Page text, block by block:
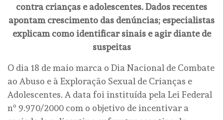
contra crianças e adolescentes. Dados recentes
apontam crescimento das denúncias; especialistas
explicam como identificar sinais e agir diante de
suspeitas
O dia 18 de maio marca o Dia Nacional de Combate
ao Abuso e à Exploração Sexual de Crianças e
Adolescentes. A data foi instituída pela Lei Federal
nº 9.970/2000 com o objetivo de incentivar a